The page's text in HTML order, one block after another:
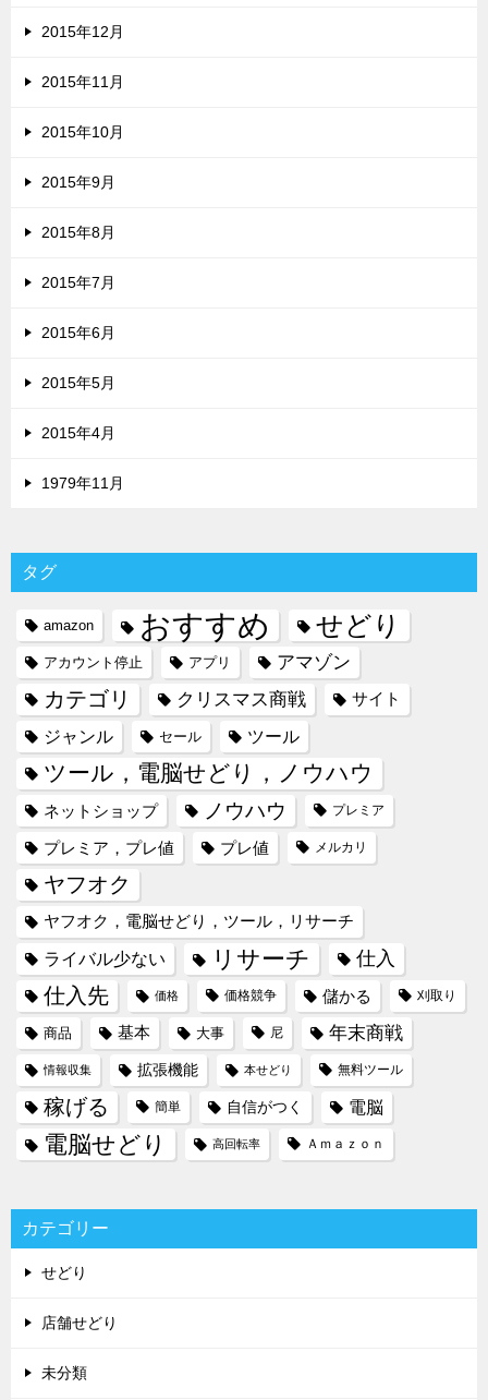
2015年12月
2015年11月
2015年10月
2015年9月
2015年8月
2015年7月
2015年6月
2015年5月
2015年4月
1979年11月
タグ
amazon おすすめ せどり
アカウント停止 アプリ アマゾン
カテゴリ クリスマス商戦 サイト
ジャンル セール ツール
ツール，電脳せどり，ノウハウ
ネットショップ ノウハウ プレミア
プレミア，プレ値 プレ値 メルカリ
ヤフオク
ヤフオク，電脳せどり，ツール，リサーチ
ライバル少ない リサーチ 仕入
仕入先 価格 価格競争 儲かる 刈取り
商品 基本 大事 尼 年末商戦
情報収集 拡張機能 本せどり 無料ツール
稼げる 簡単 自信がつく 電脳
電脳せどり 高回転率 Ａｍａｚｏｎ
カテゴリー
せどり
店舗せどり
未分類